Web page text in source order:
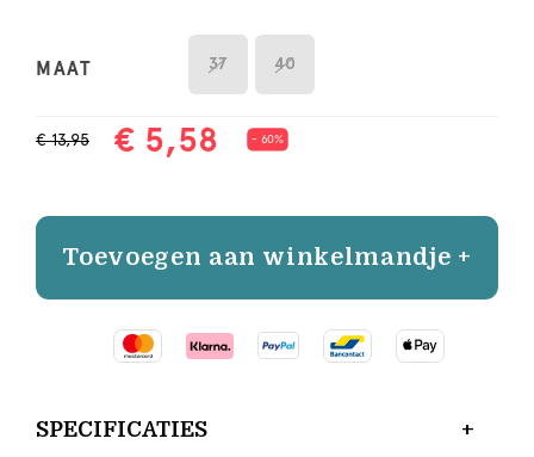
MAAT 37 40
€ 13,95 € 5,58 - 60%
Toevoegen aan winkelmandje +
SPECIFICATIES